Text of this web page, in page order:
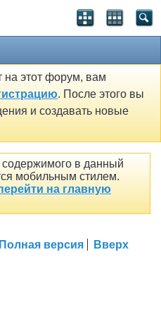
на этот форум, вам
. После этого вы
и создавать новые
в данный
мобильным стилем.
на главную
Полная версия Вверх